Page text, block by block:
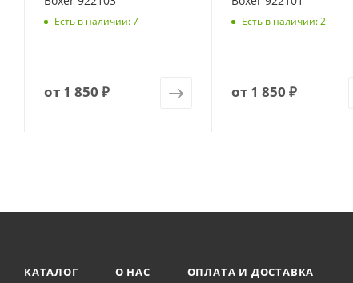
Есть в наличии: 7
от 1 850 ₽
Есть в наличии: 2
от 1 850 ₽
КАТАЛОГ О НАС
ОПЛАТА И ДОСТАВКА